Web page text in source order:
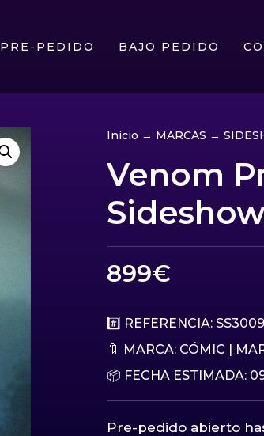
PRE-PEDIDO BAJO PEDIDO
Inicio → MARCAS →
Venom
899€
#️⃣ REFERENCIA:
🔖 MARCA: CÓMIC |
📦 FECHA ESTIMADA:
Pre-pedido abierto